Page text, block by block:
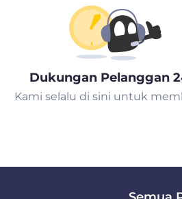
Dukungan Pelanggan
Kami selalu di sini untuk